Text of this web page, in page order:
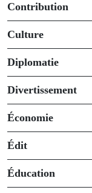
Contribution
Culture
Diplomatie
Divertissement
Économie
Édit
Éducation